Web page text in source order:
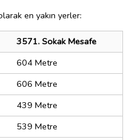
en yakın yerler:
3571. Sokak Mesafe
604 Metre
606 Metre
439 Metre
539 Metre